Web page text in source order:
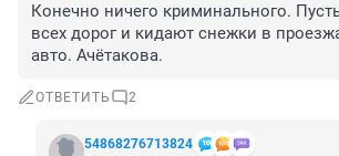
Конечно ничего криминального.
всех дорог и кидают снежки в
авто. Ачётакова.
ОТВЕТИТЬ 2
54868276713824